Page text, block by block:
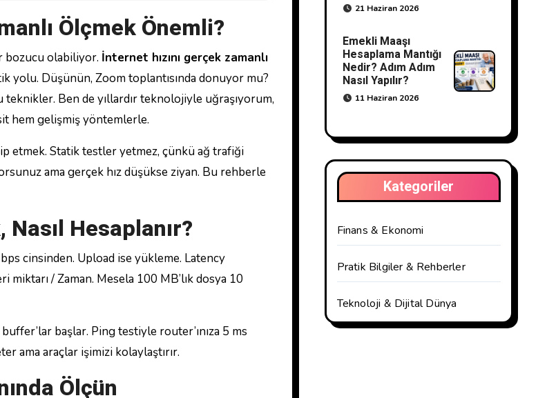
Ölçmek Önemli?
bozucu olabiliyor. İnternet hızını gerçek zamanlı
yolu. Düşünün, Zoom toplantısında donuyor mu?
Ben de yıllardır teknolojiyle uğraşıyorum,
hem gelişmiş yöntemlerle.
etmek. Statik testler yetmez, çünkü ağ trafiği
ama gerçek hız düşükse ziyan. Bu rehberle
Hesaplanır?
cinsinden. Upload ise yükleme. Latency
/ Zaman. Mesela 100 MB’lık dosya 10
başlar. Ping testiyle router’ınıza 5 ms
ama araçlar işimizi kolaylaştırır.
Ölçün
21 Haziran 2026
Emekli Maaşı
Hesaplama Mantığı
Nedir? Adım Adım
Nasıl Yapılır?
11 Haziran 2026
Kategoriler
Finans & Ekonomi
Pratik Bilgiler & Rehberler
Teknoloji & Dijital Dünya